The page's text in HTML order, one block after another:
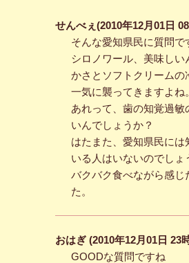
せんべぇ(2010年12月01日
そんな愛知県民に質問で
シロノワール、美味しい
かさとソフトクリームの
一気に襲ってきますよね。
あれって、歯の知覚過敏
いんでしょうか？
はたまた、愛知県民には
いる人はいないのでしょ
バクバク食べながら感じ
た。
おはぎ (2010年12月01日 23
GOODな質問ですね